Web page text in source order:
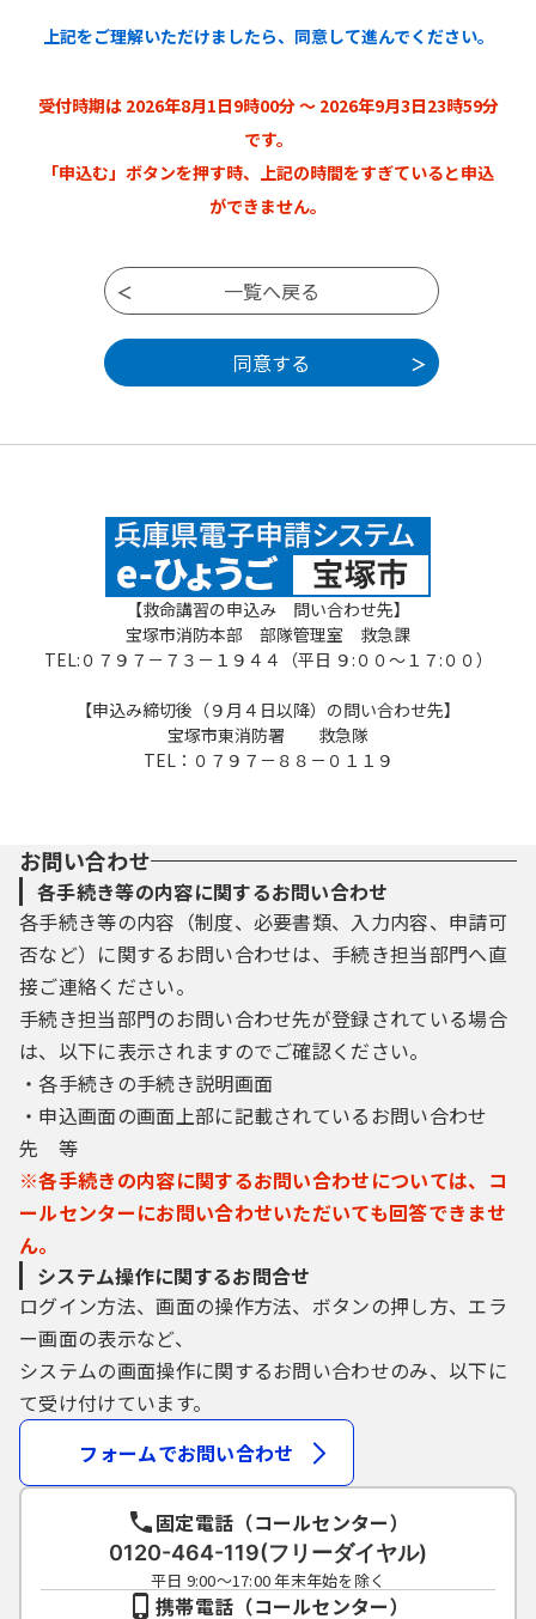
よりこの規約に同意することができない場合
約に同意されたものとみなします。
3 利用者ID・パスワード等の登録・変更及び
削除
本システムを利用して申請・届出等手続を
い利用者登録を行うことができるものとしま
す。
（1）利用者登録を行う際は、利用者ID、パス
ワード、氏名、住所、その他の必要な事項を
本システム上で登録してください。
（2）住所、氏名、メールアドレス等に変更が
（3）本システムは、利用者が登録したメール
とで、本登録を行います。
（4）利用者登録にて登録された情報は、構成
団体にて管理されます。
（5）利用者は、登録した利用者情報を使用し
なくなった場合に削除をすることができま
す。
利用者登録により事前に登録される利用者I
D、パスワード又は申請データの送信時に画面
上で通知する整理番号及びパスワード（申請
（1）利用者ID、パスワード、整理番号及びパ
スワード（申請データ用）は、他者に知られ
ないように管理してください。
（2）他者からのパスワード等の照会には応じ
ないでください。
（3）安全性をより高めるため、パスワード
は、定期的に変更してください。
（4）利用者ID、パスワードは、再発行しませ
ん。なお、利用者ID、パスワードを紛失し、
盗難に遭い、又は不正使用されたことが分か
ったときは、速やかに問い合わせ先に連絡
（5）利用者ID及びパスワードについては、特
に有効期限は設けないものとしますが、利用
者ID及びパスワードの利用が2年間行われない
とができるものとします。
（6）構成団体は、利用者ID及びパスワード、
整理番号及びパスワード（申請データ用）を
使用して行われた手続きについては、本人が
これを行ったものとみなします。
5 自己責任の原則
本システムが障害その他の理由により利用
できなくなった場合は、利用者は、他の方法
による手続を行うこととし、このことをご承
知して頂いた上で本システムをご利用くださ
い。
6 利用時間
上記をご理解いただけましたら、同意して進んでください。
受付時期は 2026年8月1日9時00分 ～ 2026年9月3日23時59分
です。
「申込む」ボタンを押す時、上記の時間をすぎていると申込
ができません。
【救命講習の申込み 問い合わせ先】
宝塚市消防本部 部隊管理室 救急課
TEL:０７９７－７３－１９４４（平日 ９:００～１７:００）
【申込み締切後（９月４日以降）の問い合わせ先】
宝塚市東消防署 救急隊
TEL：０７９７－８８－０１１９
お問い合わせ
各手続き等の内容に関するお問い合わせ
各手続き等の内容（制度、必要書類、入力内容、申請可
否など）に関するお問い合わせは、手続き担当部門へ直
接ご連絡ください。
手続き担当部門のお問い合わせ先が登録されている場合
は、以下に表示されますのでご確認ください。
・各手続きの手続き説明画面
・申込画面の画面上部に記載されているお問い合わせ
先 等
※各手続きの内容に関するお問い合わせについては、コ
ールセンターにお問い合わせいただいても回答できませ
ん。
システム操作に関するお問合せ
ログイン方法、画面の操作方法、ボタンの押し方、エラ
ー画面の表示など、
システムの画面操作に関するお問い合わせのみ、以下に
て受け付けています。
フォームでお問い合わせ
固定電話（コールセンター）
0120-464-119(フリーダイヤル)
平日 9:00～17:00 年末年始を除く
携帯電話（コールセンター）